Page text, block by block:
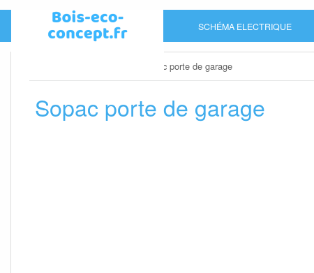
SCHÉMA ELECTRIQUE
Sopac porte de garage
Sopac porte de garage